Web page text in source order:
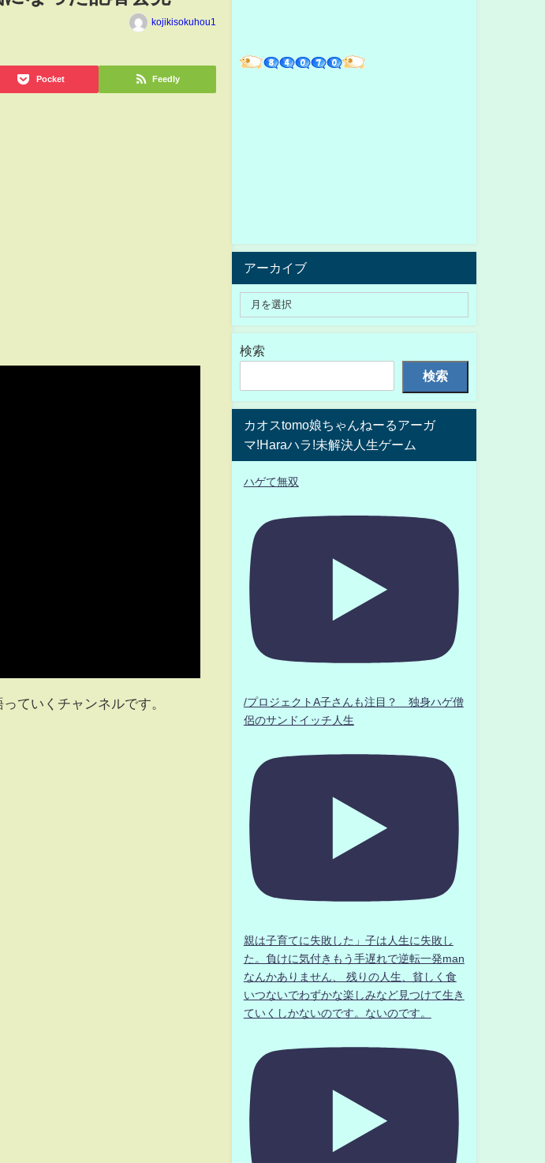
kojikisokuhou1
Pocket Feedly
ていくチャンネルです。
アーカイブ
検索
検索
カオスtomo娘ちゃんねーるアーガ
マ!Haraハラ!未解決人生ゲーム
ハゲて無双
/プロジェクトA子さんも注目？ 独身ハゲ僧
侶のサンドイッチ人生
親は子育てに失敗した」子は人生に失敗し
た。負けに気付きもう手遅れで逆転一発man
なんかありません、 残りの人生、貧しく食
いつないでわずかな楽しみなど見つけて生き
ていくしかないのです。ないのです。